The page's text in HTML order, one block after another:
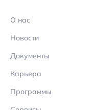
О нас
Новости
Документы
Карьера
Программы